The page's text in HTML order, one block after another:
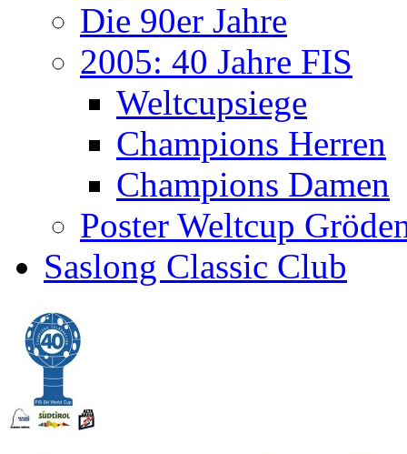
Die 90er Jahre
2005: 40 Jahre FIS
Weltcupsiege
Champions Herren
Champions Damen
Poster Weltcup
Saslong Classic Club